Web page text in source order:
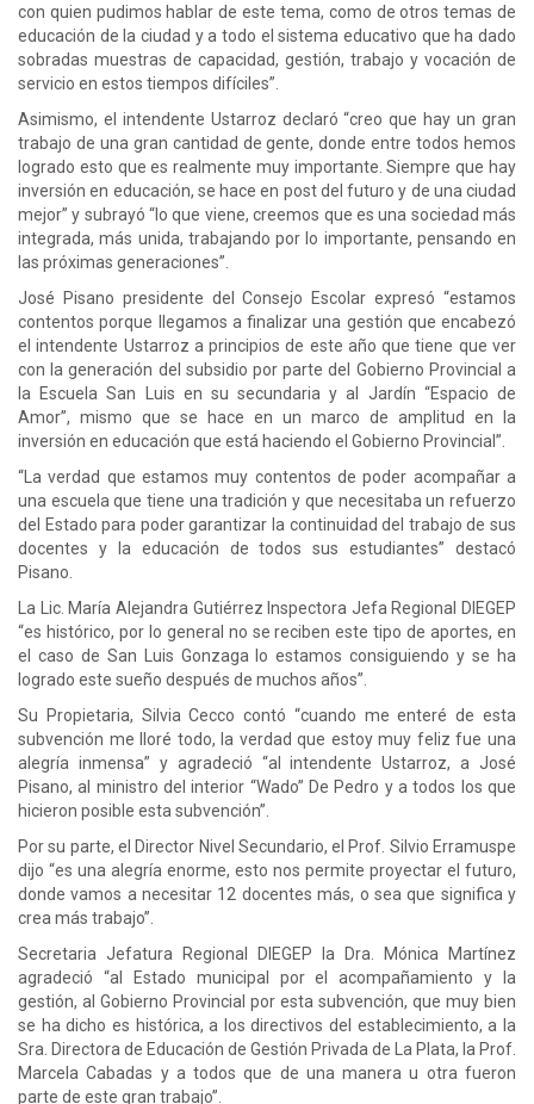
con quien pudimos hablar de este tema, como de otros temas de
educación de la ciudad y a todo el sistema educativo que ha dado
sobradas muestras de capacidad, gestión, trabajo y vocación de
servicio en estos tiempos difíciles”.
Asimismo, el intendente Ustarroz declaró “creo que hay un gran
trabajo de una gran cantidad de gente, donde entre todos hemos
logrado esto que es realmente muy importante. Siempre que hay
inversión en educación, se hace en post del futuro y de una ciudad
mejor” y subrayó “lo que viene, creemos que es una sociedad más
integrada, más unida, trabajando por lo importante, pensando en
las próximas generaciones”.
José Pisano presidente del Consejo Escolar expresó “estamos
contentos porque llegamos a finalizar una gestión que encabezó
el intendente Ustarroz a principios de este año que tiene que ver
con la generación del subsidio por parte del Gobierno Provincial a
la Escuela San Luis en su secundaria y al Jardín “Espacio de
Amor”, mismo que se hace en un marco de amplitud en la
inversión en educación que está haciendo el Gobierno Provincial”.
“La verdad que estamos muy contentos de poder acompañar a
una escuela que tiene una tradición y que necesitaba un refuerzo
del Estado para poder garantizar la continuidad del trabajo de sus
docentes y la educación de todos sus estudiantes” destacó
Pisano.
La Lic. María Alejandra Gutiérrez Inspectora Jefa Regional DIEGEP
“es histórico, por lo general no se reciben este tipo de aportes, en
el caso de San Luis Gonzaga lo estamos consiguiendo y se ha
logrado este sueño después de muchos años”.
Su Propietaria, Silvia Cecco contó “cuando me enteré de esta
subvención me lloré todo, la verdad que estoy muy feliz fue una
alegría inmensa” y agradeció “al intendente Ustarroz, a José
Pisano, al ministro del interior “Wado” De Pedro y a todos los que
hicieron posible esta subvención”.
Por su parte, el Director Nivel Secundario, el Prof. Silvio Erramuspe
dijo “es una alegría enorme, esto nos permite proyectar el futuro,
donde vamos a necesitar 12 docentes más, o sea que significa y
crea más trabajo”.
Secretaria Jefatura Regional DIEGEP la Dra. Mónica Martínez
agradeció “al Estado municipal por el acompañamiento y la
gestión, al Gobierno Provincial por esta subvención, que muy bien
se ha dicho es histórica, a los directivos del establecimiento, a la
Sra. Directora de Educación de Gestión Privada de La Plata, la Prof.
Marcela Cabadas y a todos que de una manera u otra fueron
parte de este gran trabajo”.